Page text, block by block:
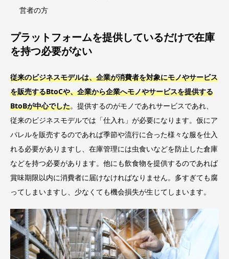
営者の方
プラットフォームを提供しているだけで在庫
を持つ必要がない
従来のビジネスモデルは、企業が消費者を対象にモノやサービス
を販売するBtoCや、企業から企業へモノやサービスを提供する
BtoBが中心でした。提供するのがモノであれサービスであれ、
従来のビジネスモデルでは「仕入れ」が必要になります。仮にア
パレルを販売するのであれば季節や流行に合った様々な服を仕入
れる必要がありますし、在庫管理には虫食いなどを防止した倉庫
などを持つ必要があります。他にも飲食物を提供するのであれば
賞味期限以内に消費者に届けなければなりません。多すぎても腐
ってしまいますし、少なくても機会損失が生じてしまいます。